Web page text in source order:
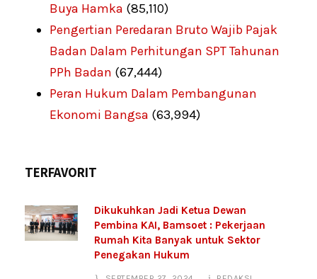
Buya Hamka (85,110)
Pengertian Peredaran Bruto Wajib Pajak
Badan Dalam Perhitungan SPT Tahunan
PPh Badan (67,444)
Peran Hukum Dalam Pembangunan
Ekonomi Bangsa (63,994)
TERFAVORIT
Dikukuhkan Jadi Ketua Dewan
Pembina KAI, Bamsoet : Pekerjaan
Rumah Kita Banyak untuk Sektor
Penegakan Hukum